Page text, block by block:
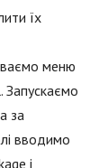
їх
меню
Запускаємо
за
вводимо
і